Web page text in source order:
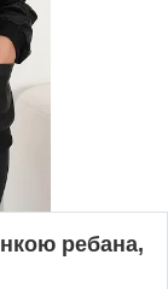
ребана,